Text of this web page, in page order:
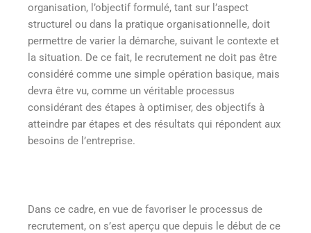
organisation, l’objectif formulé, tant sur l’aspect
structurel ou dans la pratique organisationnelle, doit
permettre de varier la démarche, suivant le contexte et
la situation. De ce fait, le recrutement ne doit pas être
considéré comme une simple opération basique, mais
devra être vu, comme un véritable processus
considérant des étapes à optimiser, des objectifs à
atteindre par étapes et des résultats qui répondent aux
besoins de l’entreprise.
Dans ce cadre, en vue de favoriser le processus de
recrutement, on s’est aperçu que depuis le début de ce